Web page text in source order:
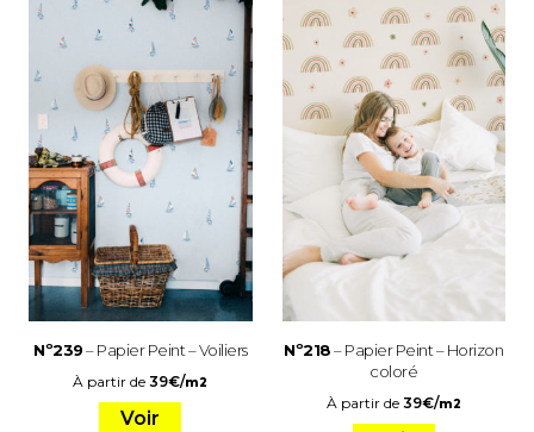
Nº239– Papier Peint – Voiliers
À partir de39€/m2
Voir
Nº218– Papier Peint – Horizon
coloré
À partir de 39€/m2